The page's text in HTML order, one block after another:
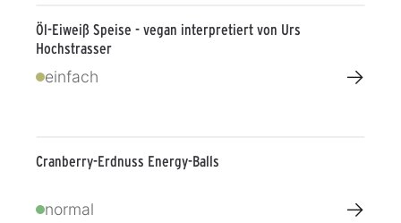
Öl-Eiweiß Speise - vegan interpretiert von Urs
Hochstrasser
einfach →
Cranberry-Erdnuss Energy-Balls
normal →